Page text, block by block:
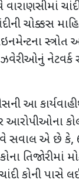
ચોક્કસ
સ્ત્રોત
ઝવેરીઓનું
આ
આરોપીઓના
સવાલ એ છે કે,
તિજોરીમાં
કોની પાસે